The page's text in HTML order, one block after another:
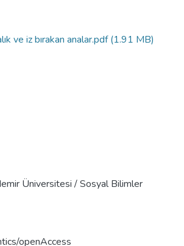
ve iz bırakan analar.pdf(1.91 MB)
Üniversitesi / Sosyal Bilimler
openAccess